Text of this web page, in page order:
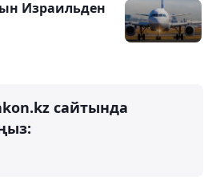
Израильден
сайтында